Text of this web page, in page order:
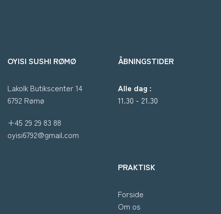
OYISI SUSHI RØMØ
Lakolk Butikscenter 14
6792 Rømø
+45 29 29 83 88
oyisi6792@gmail.com
ÅBNINGSTIDER
Alle dag :
11.30 - 21.30
PRAKTISK
Forside
Om os